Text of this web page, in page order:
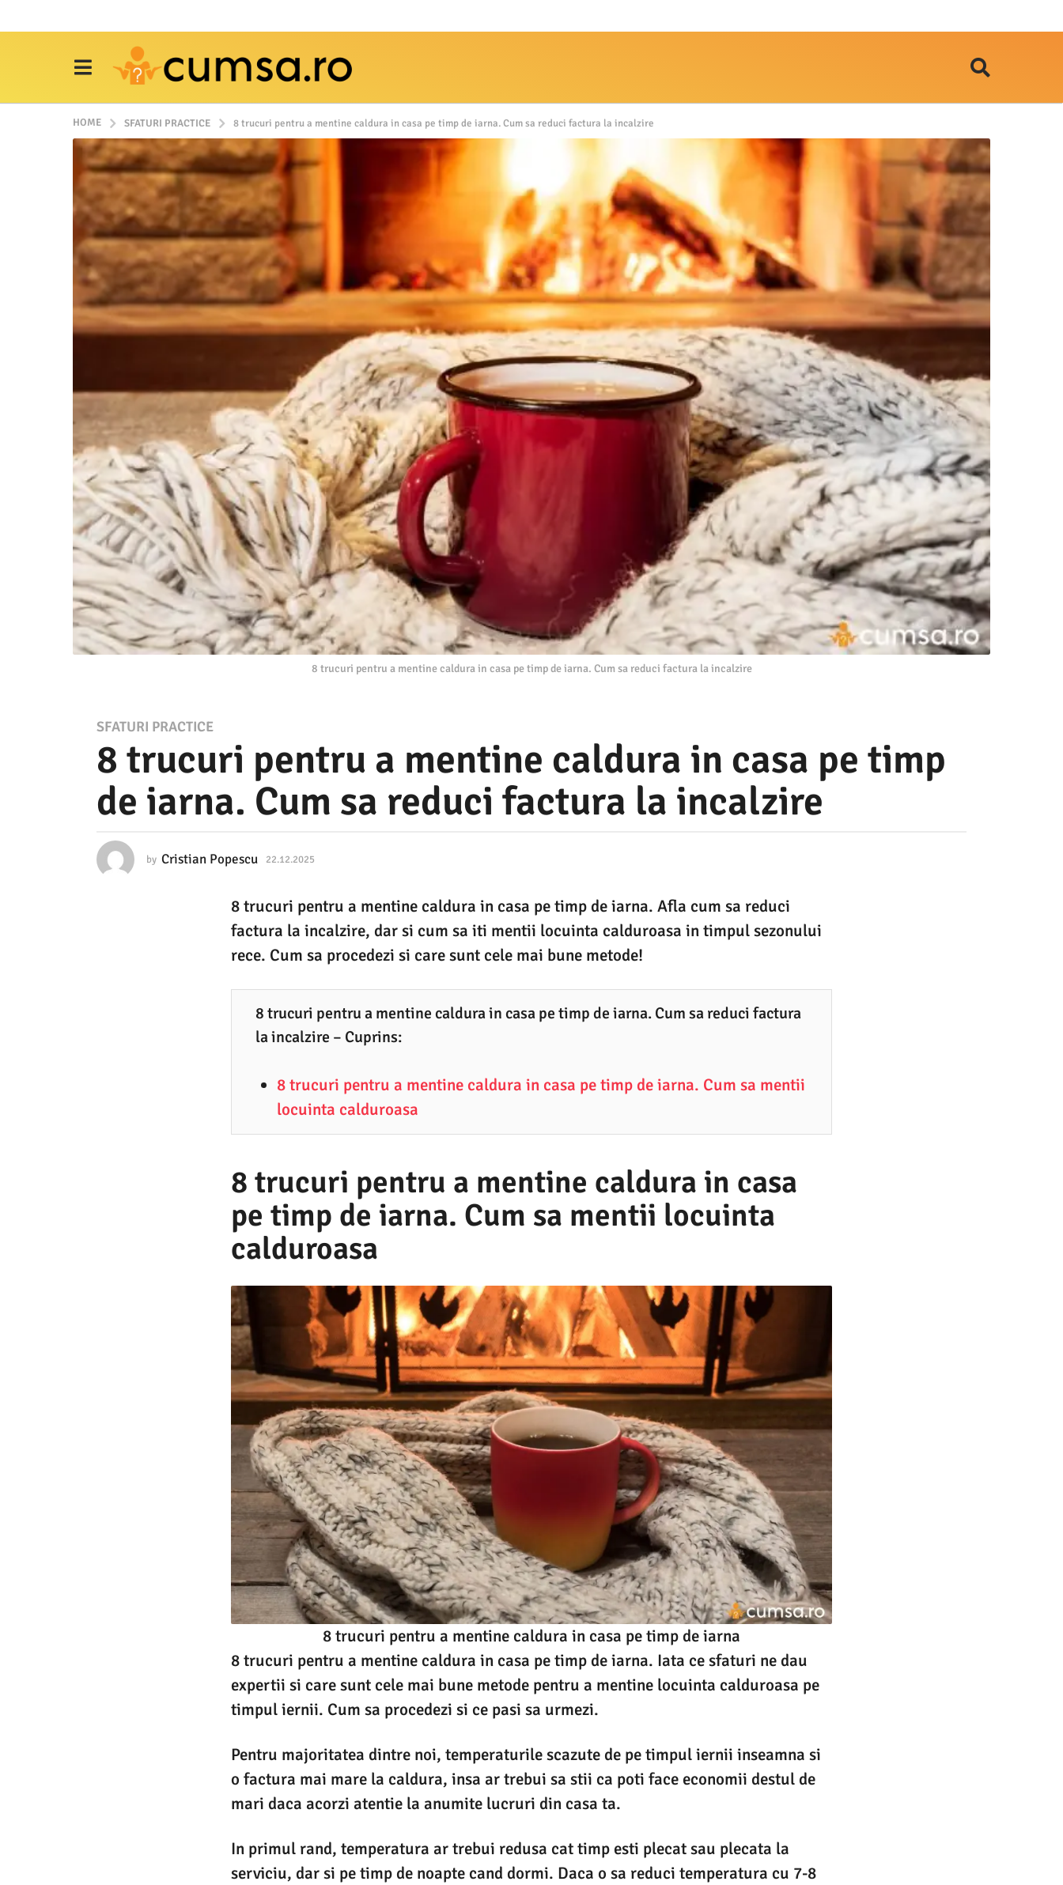
HOME SFATURI PRACTICE 8 trucuri pentru a mentine caldura in casa pe timp de iarna. Cum sa reduci factura la incalzire
8 trucuri pentru a mentine caldura in casa pe timp de iarna. Cum sa reduci factura la incalzire
2
2
.
1
.
2
SFATURI PRACTICE
8 trucuri pentru a mentine caldura in casa pe timp
de iarna. Cum sa reduci factura la incalzire
by Cristian Popescu 22.12.2025
1
.
2
0
5
8 trucuri pentru a mentine caldura in casa pe timp de iarna. Afla cum sa reduci
factura la incalzire, dar si cum sa iti mentii locuinta calduroasa in timpul sezonului
rece. Cum sa procedezi si care sunt cele mai bune metode!
8 trucuri pentru a mentine caldura in casa pe timp de iarna. Cum sa reduci factura
la incalzire – Cuprins:
8 trucuri pentru a mentine caldura in casa pe timp de iarna. Cum sa mentii
locuinta calduroasa
8 trucuri pentru a mentine caldura in casa
pe timp de iarna. Cum sa mentii locuinta
calduroasa
8 trucuri pentru a mentine caldura in casa pe timp de iarna
8 trucuri pentru a mentine caldura in casa pe timp de iarna. Iata ce sfaturi ne dau
expertii si care sunt cele mai bune metode pentru a mentine locuinta calduroasa pe
timpul iernii. Cum sa procedezi si ce pasi sa urmezi.
Pentru majoritatea dintre noi, temperaturile scazute de pe timpul iernii inseamna si
o factura mai mare la caldura, insa ar trebui sa stii ca poti face economii destul de
mari daca acorzi atentie la anumite lucruri din casa ta.
In primul rand, temperatura ar trebui redusa cat timp esti plecat sau plecata la
serviciu, dar si pe timp de noapte cand dormi. Daca o sa reduci temperatura cu 7-8